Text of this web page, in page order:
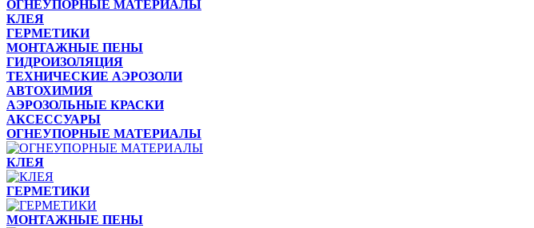
ОГНЕУПОРНЫЕ МАТЕРИАЛЫ
КЛЕЯ
ГЕРМЕТИКИ
МОНТАЖНЫЕ ПЕНЫ
ГИДРОИЗОЛЯЦИЯ
TЕХНИЧЕСКИЕ АЭРОЗОЛИ
АВТОХИМИЯ
АЭРОЗОЛЬНЫЕ КРАСКИ
АКСЕССУАРЫ
ОГНЕУПОРНЫЕ МАТЕРИАЛЫ
КЛЕЯ
ГЕРМЕТИКИ
МОНТАЖНЫЕ ПЕНЫ